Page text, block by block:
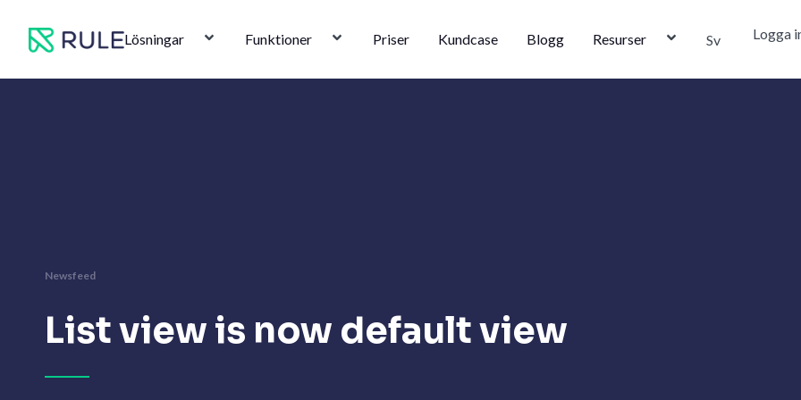
Lösningar Funktioner Priser Kundcase Blogg Resurser Sv Logga
Newsfeed
List view is now default view